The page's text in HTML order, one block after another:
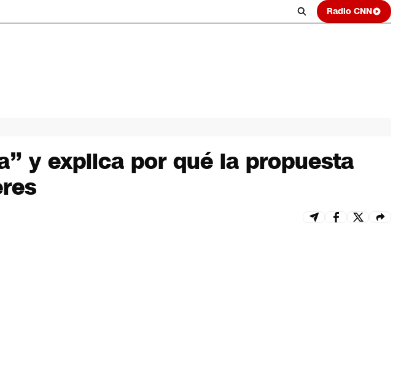
Radio CNN
y explica por qué la propuesta